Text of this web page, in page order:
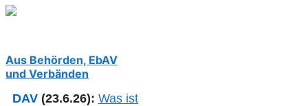
Aus Behörden, EbAV
und Verbänden
DAV (23.6.26): Was ist